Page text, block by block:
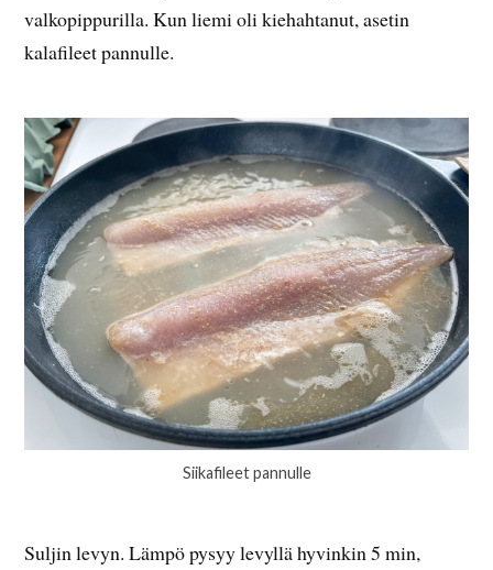
valkopippurilla. Kun liemi oli kiehahtanut, asetin
kalafileet pannulle.
Siikafileet pannulle
Suljin levyn. Lämpö pysyy levyllä hyvinkin 5 min,